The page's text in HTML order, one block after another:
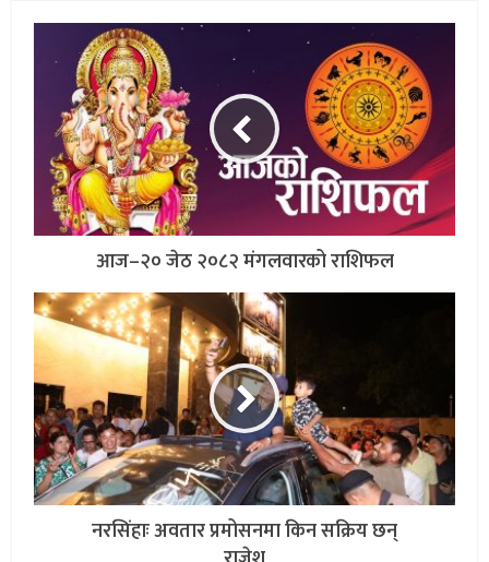
आज–२० जेठ २०८२ मंगलवारको राशिफल
नरसिंहाः अवतार प्रमोसनमा किन सक्रिय छन्